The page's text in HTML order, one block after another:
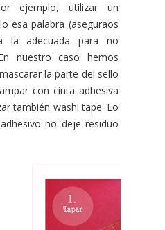
ejemplo, utilizar un
esa palabra (aseguraos
adecuada para no
nuestro caso hemos
la parte del sello
con cinta adhesiva
también washi tape. Lo
no deje residuo